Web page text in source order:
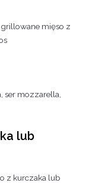
grillowane mięso z
ser mozzarella,
lub
z kurczaka lub